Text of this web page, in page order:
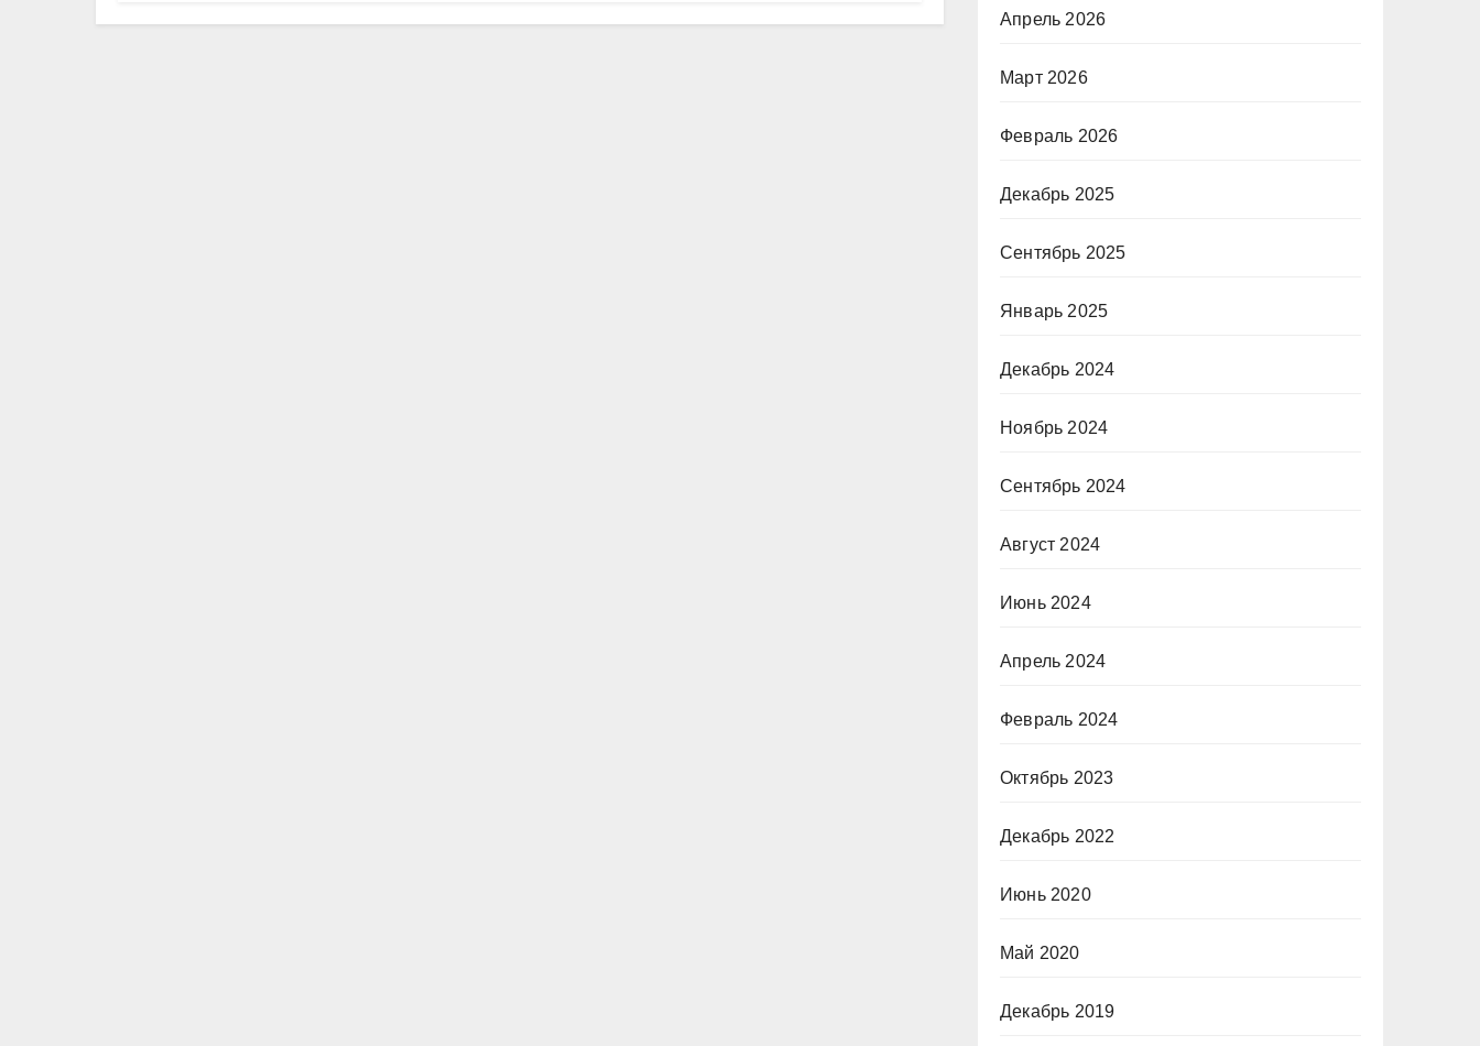
Апрель 2026
Март 2026
Февраль 2026
Декабрь 2025
Сентябрь 2025
Январь 2025
Декабрь 2024
Ноябрь 2024
Сентябрь 2024
Август 2024
Июнь 2024
Апрель 2024
Февраль 2024
Октябрь 2023
Декабрь 2022
Июнь 2020
Май 2020
Декабрь 2019